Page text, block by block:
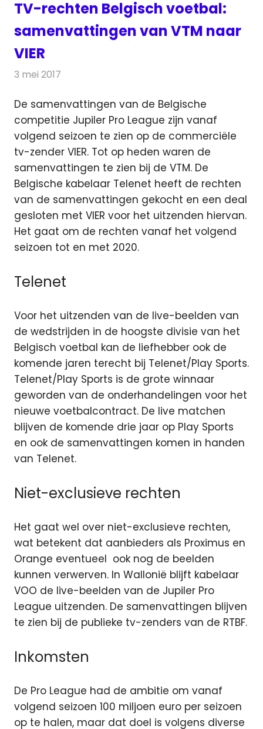
TV-rechten Belgisch voetbal:
samenvattingen van VTM naar
VIER
3 mei 2017
De samenvattingen van de Belgische
competitie Jupiler Pro League zijn vanaf
volgend seizoen te zien op de commerciële
tv-zender VIER. Tot op heden waren de
samenvattingen te zien bij de VTM. De
Belgische kabelaar Telenet heeft de rechten
van de samenvattingen gekocht en een deal
gesloten met VIER voor het uitzenden hiervan.
Het gaat om de rechten vanaf het volgend
seizoen tot en met 2020.
Telenet
Voor het uitzenden van de live-beelden van
de wedstrijden in de hoogste divisie van het
Belgisch voetbal kan de liefhebber ook de
komende jaren terecht bij Telenet/Play Sports.
Telenet/Play Sports is de grote winnaar
geworden van de onderhandelingen voor het
nieuwe voetbalcontract. De live matchen
blijven de komende drie jaar op Play Sports
en ook de samenvattingen komen in handen
van Telenet.
Niet-exclusieve rechten
Het gaat wel over niet-exclusieve rechten,
wat betekent dat aanbieders als Proximus en
Orange eventueel ook nog de beelden
kunnen verwerven. In Wallonië blijft kabelaar
VOO de live-beelden van de Jupiler Pro
League uitzenden. De samenvattingen blijven
te zien bij de publieke tv-zenders van de RTBF.
Inkomsten
De Pro League had de ambitie om vanaf
volgend seizoen 100 miljoen euro per seizoen
op te halen, maar dat doel is volgens diverse